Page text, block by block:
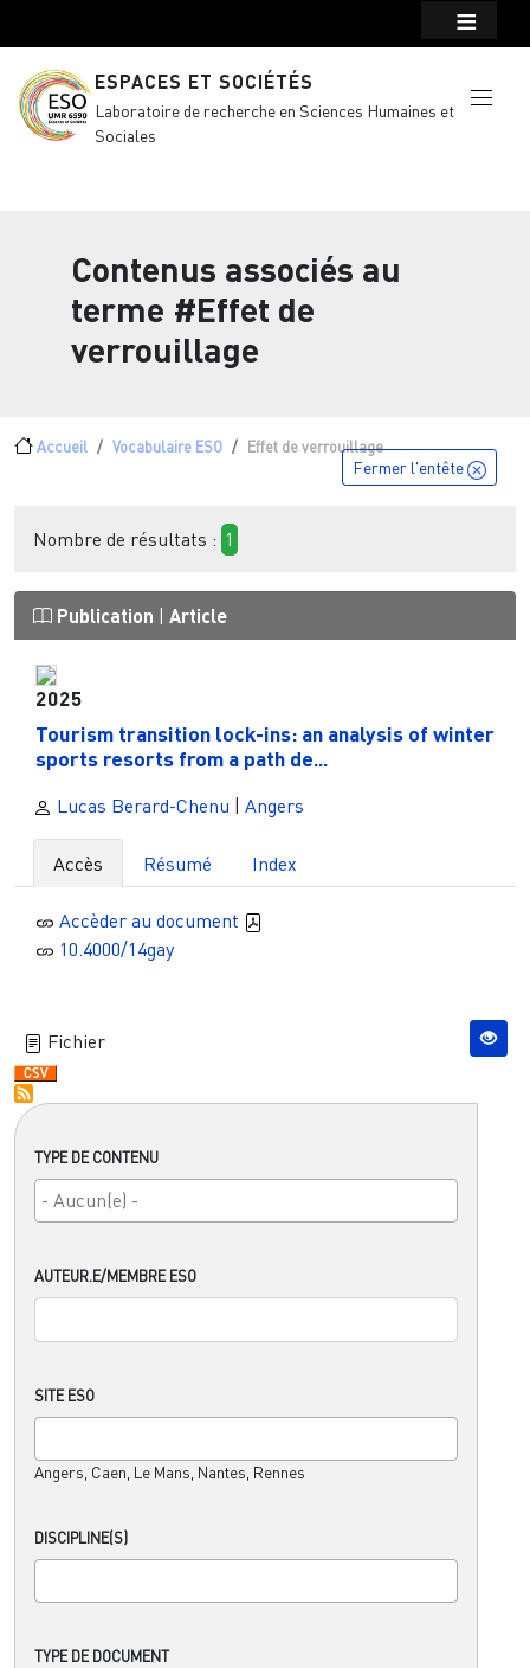
ESPACES ET SOCIÉTÉS
Laboratoire de recherche en Sciences Humaines et
Sociales
Contenus associés au
terme #Effet de
verrouillage
Fil d'Ariane
Accueil Vocabulaire ESO Effet de verrouillage
TYPE DE CONTENU
AUTEUR.E/MEMBRE ESO
SITE ESO
Angers, Caen, Le Mans, Nantes, Rennes
DISCIPLINE(S)
TYPE DE DOCUMENT
Fermer l'entête
Nombre de résultats : 1
Publication Article
2025
Tourism transition lock-ins: an analysis of winter
sports resorts from a path de...
Lucas Berard-Chenu Angers
Accès Résumé Index
Accèder au document
10.4000/14gay
Fichier